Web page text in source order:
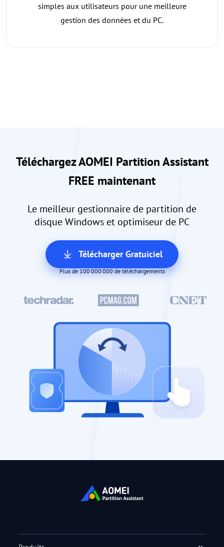
simples aux utilisateurs pour une meilleure
gestion des données et du PC.
Téléchargez AOMEI Partition Assistant
FREE maintenant
Le meilleur gestionnaire de partition de
disque Windows et optimiseur de PC
Télécharger Gratuiciel
Plus de 100 000 000 de téléchargements